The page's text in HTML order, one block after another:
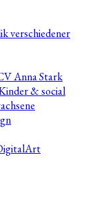
verschiedener
Anna Stark
& social